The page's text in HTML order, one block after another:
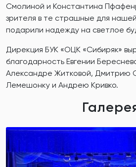
Смолиной и Константина
зрителя в те страшные для
подарили надежду на светлое
Дирекция БУК «ОЦК «Сибиряк»
благодарность Евгении
Александре Житковой, Дмитрию
Лемешонку и Андрею Кривко.